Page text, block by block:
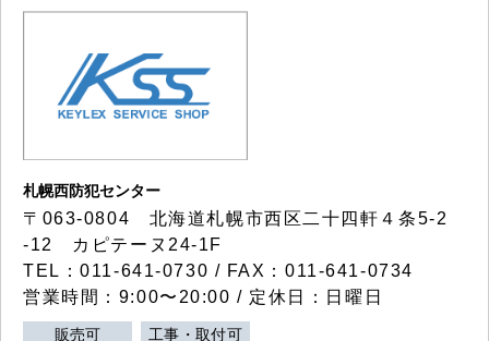
札幌西防犯センター
〒063-0804 北海道札幌市西区二十四軒４条5-2
-12 カピテーヌ24-1F
TEL：011-641-0730 / FAX：011-641-0734
営業時間：9:00〜20:00 / 定休日：日曜日
販売可 工事・取付可